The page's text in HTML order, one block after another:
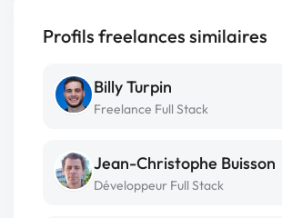
Profils freelances similaires
Billy Turpin
Freelance Full Stack
Jean-Christophe Buisson
Développeur Full Stack